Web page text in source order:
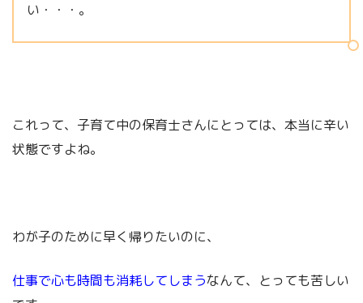
い・・・。
これって、子育て中の保育士さんにとっては、本当に辛い
状態ですよね。
わが子のために早く帰りたいのに、
仕事で心も時間も消耗してしまうなんて、とっても苦しい